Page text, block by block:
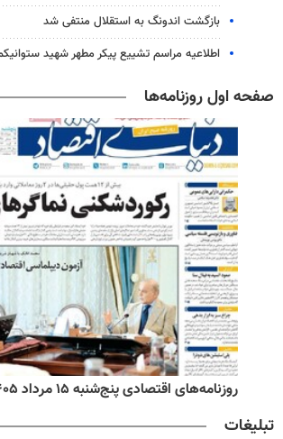
بازگشت اندونگ به استقلال منتفی شد
اطلاعیه مراسم تشییع پیکر مطهر شهید ستوانیکم
صفحه اول روزنامه‌ها
روزنامه‌های اقتصادی پنج‌شنبه ۱۵ مرداد ۱۴۰۵
تبلیغات